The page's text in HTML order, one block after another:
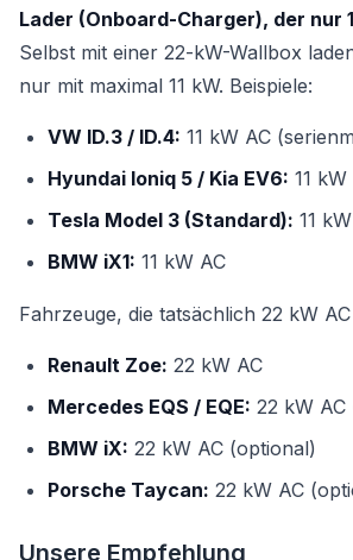
Lader (Onboard-Charger), der nur
Selbst mit einer 22-kW-Wallbox
nur mit maximal 11 kW. Beispiele:
VW ID.3 / ID.4: 11 kW AC
Hyundai Ioniq 5 / Kia EV6: 11 kW
Tesla Model 3 (Standard): 11
BMW iX1: 11 kW AC
Fahrzeuge, die tatsächlich 22 kW
Renault Zoe: 22 kW AC
Mercedes EQS / EQE: 22 kW AC
BMW iX: 22 kW AC (optional)
Porsche Taycan: 22 kW AC
Unsere Empfehlung